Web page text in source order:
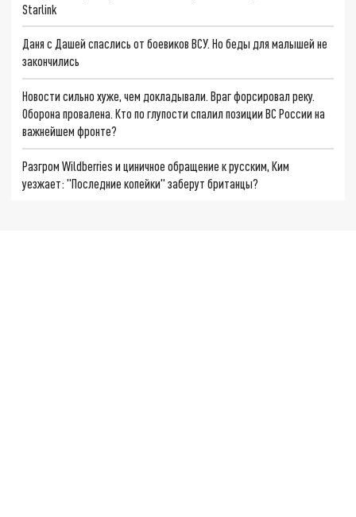
Starlink
Даня с Дашей спаслись от боевиков ВСУ. Но беды для малышей не
закончились
Новости сильно хуже, чем докладывали. Враг форсировал реку.
Оборона провалена. Кто по глупости спалил позиции ВС России на
важнейшем фронте?
Разгром Wildberries и циничное обращение к русским, Ким
уезжает: "Последние копейки" заберут британцы?